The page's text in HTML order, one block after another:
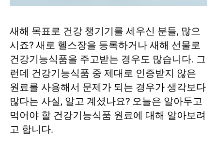
새해 목표로 건강 챙기기를 세우신 분들, 많으
시죠? 새로 헬스장을 등록하거나 새해 선물로
건강기능식품을 주고받는 경우도 많습니다. 그
런데 건강기능식품 중 제대로 인증받지 않은
원료를 사용해서 문제가 되는 경우가 생각보다
많다는 사실, 알고 계셨나요? 오늘은 알아두고
먹어야 할 건강기능식품 원료에 대해 알아보려
고 합니다.